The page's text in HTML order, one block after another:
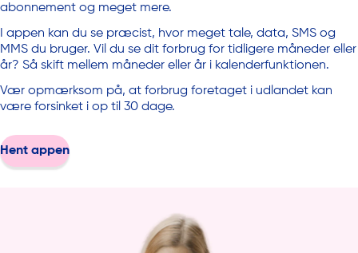
abonnement og meget mere.
I appen kan du se præcist, hvor meget tale, data, SMS og
MMS du bruger. Vil du se dit forbrug for tidligere måneder eller
år? Så skift mellem måneder eller år i kalenderfunktionen.
Vær opmærksom på, at forbrug foretaget i udlandet kan
være forsinket i op til 30 dage.
Hent appen